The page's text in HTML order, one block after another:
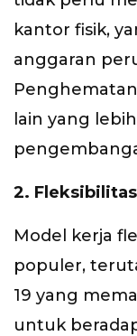
kantor fisik,
anggaran
lain yang
2.
Model kerja
populer,
19 yang
untuk